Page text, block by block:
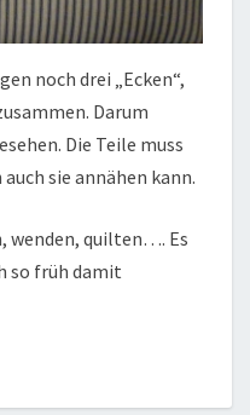
noch drei „Ecken“,
Darum
Die Teile muss
sie annähen kann.
wenden, quilten…. Es
so früh damit